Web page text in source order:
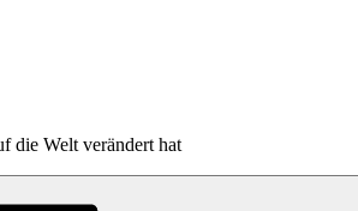
die Welt verändert hat